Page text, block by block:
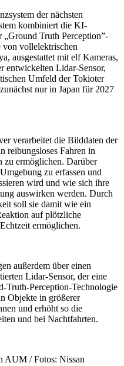
der nächsten
kombiniert die KI-
Truth Perception”-
vollelektrischen
ausgestattet mit elf Kameras,
entwickelten Lidar-Sensor,
Umfeld der Tokioter
nur in Japan für 2027
verarbeitet die Bilddaten der
reibungsloses Fahren in
zu ermöglichen. Darüber
zu erfassen und
wird und wie sich ihre
auswirken werden. Durch
soll sie damit wie ein
auf plötzliche
ermöglichen.
außerdem über einen
Lidar-Sensor, der eine
Truth-Perception-Technologie
Objekte in größerer
und erhöht so die
und bei Nachtfahrten.
AUM / Fotos: Nissan